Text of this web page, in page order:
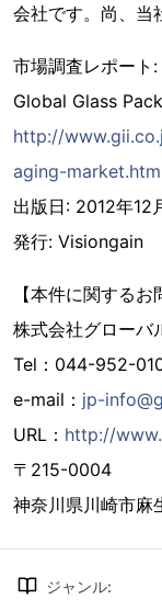
会社です。尚、当
市場調査レポート
Global Glass
http://
aging-
出版日: 2012年12
発行: Visiongain
【本件に関するお
株式会社グローバ
Tel：044-952-
e-mail： jp-
URL： http://
〒215-0004
神奈川県川崎市麻
ジャンル: